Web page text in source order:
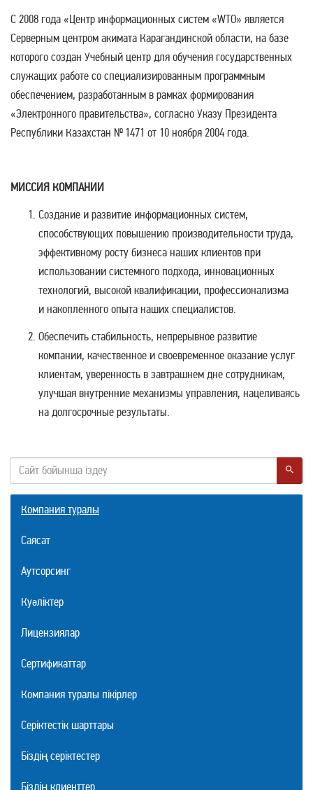
С 2008 года «Центр информационных систем «WTO» является
Серверным центром акимата Карагандинской области, на базе
которого создан Учебный центр для обучения государственных
служащих работе со специализированным программным
обеспечением, разработанным в рамках формирования
«Электронного правительства», согласно Указу Президента
Республики Казахстан № 1471 от 10 ноября 2004 года.
МИССИЯ КОМПАНИИ
Создание и развитие информационных систем,
способствующих повышению производительности труда,
эффективному росту бизнеса наших клиентов при
использовании системного подхода, инновационных
технологий, высокой квалификации, профессионализма
и накопленного опыта наших специалистов.
Обеспечить стабильность, непрерывное развитие
компании, качественное и своевременное оказание услуг
клиентам, уверенность в завтрашнем дне сотрудникам,
улучшая внутренние механизмы управления, нацеливаясь
на долгосрочные результаты.
Компания туралы
Саясат
Аутсорсинг
Куәліктер
Лицензиялар
Сертификаттар
Компания туралы пікірлер
Серіктестік шарттары
Біздің серіктестер
Біздің клиенттер